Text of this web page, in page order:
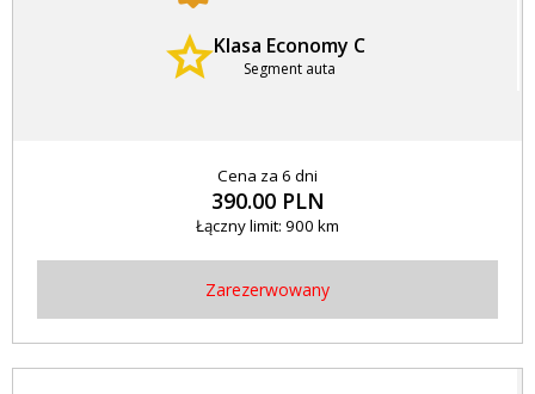
Klasa Economy C
Segment auta
Cena za 6 dni
390.00 PLN
Łączny limit: 900 km
Zarezerwowany